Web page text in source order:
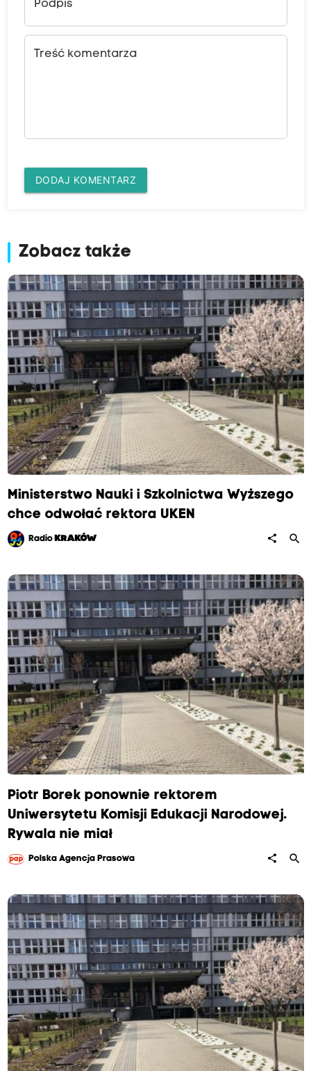
Podpis
Treść komentarza
DODAJ KOMENTARZ
Zobacz także
Ministerstwo Nauki i Szkolnictwa Wyższego
chce odwołać rektora UKEN
Radio KRAKÓW share search
Piotr Borek ponownie rektorem
Uniwersytetu Komisji Edukacji Narodowej.
Rywala nie miał
Polska Agencja Prasowa share search